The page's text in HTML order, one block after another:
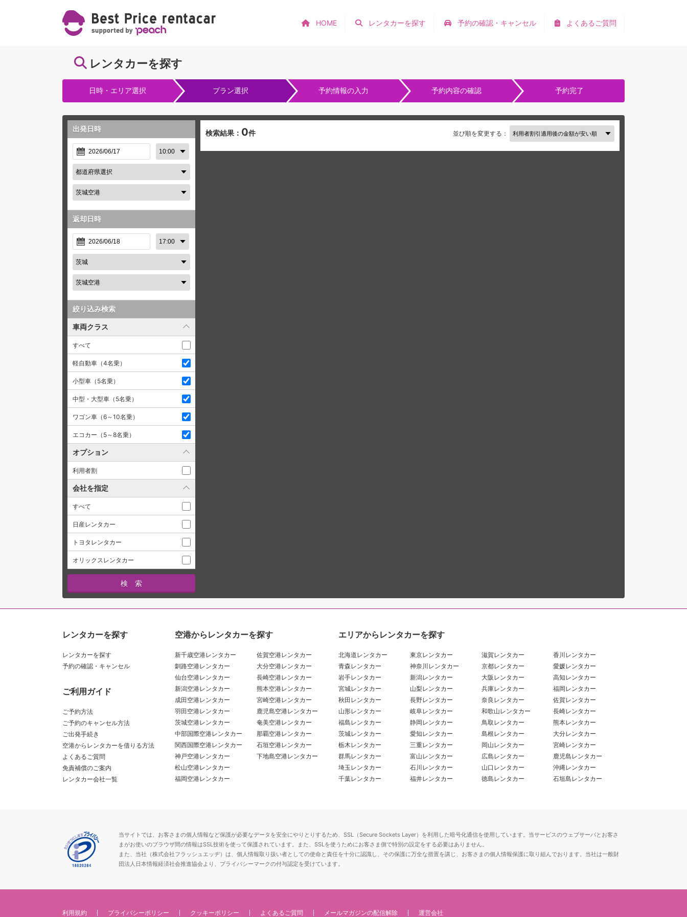
よくあるご質問
予約の確認・キャンセル
レンタカーを探す
HOME
レンタカーを探す
日時・エリア選択 プラン選択 予約情報の入力 予約内容の確認 予約完了
出発日時
返却日時
絞り込み検索
車両クラス
すべて
軽自動車（4名乗）
小型車（5名乗）
中型・大型車（5名乗）
ワゴン車（6～10名乗）
エコカー（5～8名乗）
オプション
利用者割
会社を指定
すべて
日産レンタカー
トヨタレンタカー
オリックスレンタカー
検索結果： 0件 並び順を変更する：
レンタカーを探す
レンタカーを探す
予約の確認・キャンセル
ご利用ガイド
ご予約方法
ご予約のキャンセル方法
ご出発手続き
空港からレンタカーを借りる方法
よくあるご質問
免責補償のご案内
レンタカー会社一覧
空港からレンタカーを探す
新千歳空港レンタカー
釧路空港レンタカー
仙台空港レンタカー
新潟空港レンタカー
成田空港レンタカー
羽田空港レンタカー
茨城空港レンタカー
中部国際空港レンタカー
関西国際空港レンタカー
神戸空港レンタカー
松山空港レンタカー
福岡空港レンタカー
佐賀空港レンタカー
大分空港レンタカー
長崎空港レンタカー
熊本空港レンタカー
宮崎空港レンタカー
鹿児島空港レンタカー
奄美空港レンタカー
那覇空港レンタカー
石垣空港レンタカー
下地島空港レンタカー
エリアからレンタカーを探す
北海道レンタカー
青森レンタカー
岩手レンタカー
宮城レンタカー
秋田レンタカー
山形レンタカー
福島レンタカー
茨城レンタカー
栃木レンタカー
群馬レンタカー
埼玉レンタカー
千葉レンタカー
東京レンタカー
神奈川レンタカー
新潟レンタカー
山梨レンタカー
長野レンタカー
岐阜レンタカー
静岡レンタカー
愛知レンタカー
三重レンタカー
富山レンタカー
石川レンタカー
福井レンタカー
滋賀レンタカー
京都レンタカー
大阪レンタカー
兵庫レンタカー
奈良レンタカー
和歌山レンタカー
鳥取レンタカー
島根レンタカー
岡山レンタカー
広島レンタカー
山口レンタカー
徳島レンタカー
香川レンタカー
愛媛レンタカー
高知レンタカー
福岡レンタカー
佐賀レンタカー
長崎レンタカー
熊本レンタカー
大分レンタカー
宮崎レンタカー
鹿児島レンタカー
沖縄レンタカー
石垣島レンタカー
当サイトでは、お客さまの個人情報など保護が必要なデータを安全にやりとりするため、SSL（Secure Sockets Layer）を利用した暗号化通信を使用しています。当サービスのウェブサーバとお客さ
まがお使いのブラウザ間の情報はSSL技術を使って保護されています。また、SSLを使うためにお客さま側で特別の設定をする必要はありません。
また、当社（株式会社フラッシュエッヂ）は、個人情報取り扱い者としての使命と責任を十分に認識し、その保護に万全な措置を講じ、お客さまの個人情報保護に取り組んでおります。当社は一般財
団法人日本情報経済社会推進協会より、プライバシーマークの付与認定を受けています。
利用規約 プライバシーポリシー クッキーポリシー よくあるご質問 メールマガジンの配信解除 運営会社